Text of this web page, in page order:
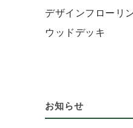
デザインフローリ
ウッドデッキ
お知らせ